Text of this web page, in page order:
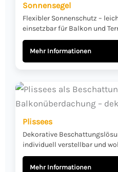
Sonnensegel
Flexibler Sonnenschutz –
einsetzbar für Balkon und
Mehr Informationen
Plissees
Dekorative
individuell verstellbar und
Mehr Informationen